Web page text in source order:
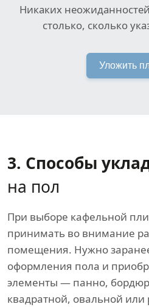
Никаких
столько, сколько
Уложить
3. Способы
на пол
При выборе кафельной
принимать во внимание
помещения. Нужно
оформления пола и
элементы — панно,
квадратной, овальной